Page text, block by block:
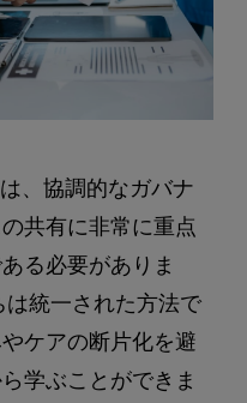
、協調的なガバナ
共有に非常に重点
る必要がありま
統一された方法で
ケアの断片化を避
学ぶことができま